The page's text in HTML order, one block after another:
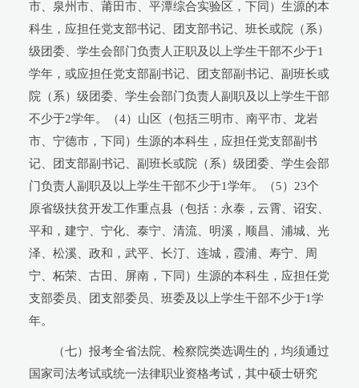
市、泉州市、莆田市、平潭综合实验区，下同）生源的本
科生，应担任党支部书记、团支部书记、班长或院（系）
级团委、学生会部门负责人正职及以上学生干部不少于1
学年，或应担任党支部副书记、团支部副书记、副班长或
院（系）级团委、学生会部门负责人副职及以上学生干部
不少于2学年。（4）山区（包括三明市、南平市、龙岩
市、宁德市，下同）生源的本科生，应担任党支部副书
记、团支部副书记、副班长或院（系）级团委、学生会部
门负责人副职及以上学生干部不少于1学年。（5）23个
原省级扶贫开发工作重点县（包括：永泰，云霄、诏安、
平和，建宁、宁化、泰宁、清流、明溪，顺昌、浦城、光
泽、松溪、政和，武平、长汀、连城，霞浦、寿宁、周
宁、柘荣、古田、屏南，下同）生源的本科生，应担任党
支部委员、团支部委员、班委及以上学生干部不少于1学
年。
（七）报考全省法院、检察院类选调生的，均须通过
国家司法考试或统一法律职业资格考试，其中硕士研究